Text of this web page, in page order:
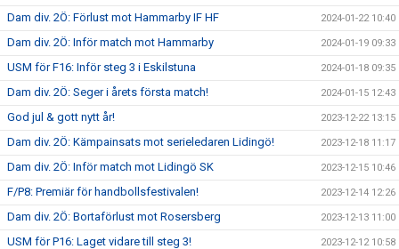
Dam div. 2Ö: Förlust mot Hammarby IF HF 2024-01-22 10:40
Dam div. 2Ö: Inför match mot Hammarby 2024-01-19 09:33
USM för F16: Inför steg 3 i Eskilstuna 2024-01-18 09:35
Dam div. 2Ö: Seger i årets första match! 2024-01-15 12:43
God jul & gott nytt år! 2023-12-22 13:15
Dam div. 2Ö: Kämpainsats mot serieledaren Lidingö! 2023-12-18 11:17
Dam div. 2Ö: Inför match mot Lidingö SK 2023-12-15 10:46
F/P8: Premiär för handbollsfestivalen! 2023-12-14 12:26
Dam div. 2Ö: Bortaförlust mot Rosersberg 2023-12-13 11:00
USM för P16: Laget vidare till steg 3! 2023-12-12 10:58